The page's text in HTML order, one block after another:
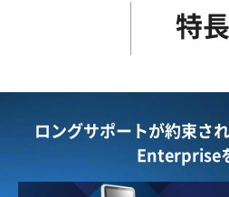
特長
ロングサポートが約束さ
Enterprise